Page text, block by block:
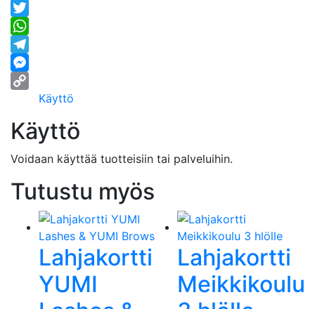
Facebook
Twitter
WhatsApp
Telegram
Messenger
Käyttö
Käyttö
Voidaan käyttää tuotteisiin tai palveluihin.
Tutustu myös
Lahjakortti
YUMI
Lahjakortti
Meikkikoulu